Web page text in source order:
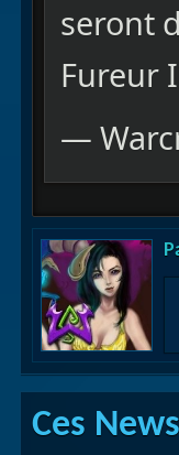
seront
Fureur
—
Ces